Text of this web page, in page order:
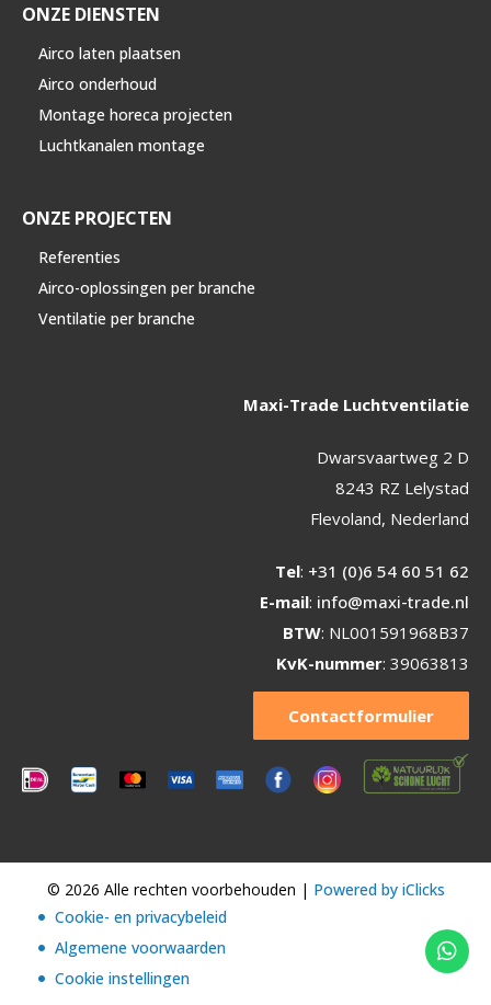
ONZE DIENSTEN
Airco laten plaatsen
Airco onderhoud
Montage horeca projecten
Luchtkanalen montage
ONZE PROJECTEN
Referenties
Airco-oplossingen per branche
Ventilatie per branche
Maxi-Trade Luchtventilatie
Dwarsvaartweg 2 D
8243 RZ Lelystad
Flevoland, Nederland
Tel: +31 (0)6 54 60 51 62
E-mail: info@maxi-trade.nl
BTW: NL001591968B37
KvK-nummer: 39063813
Contactformulier
© 2026 Alle rechten voorbehouden | Powered by iClicks
Cookie- en privacybeleid
Algemene voorwaarden
Cookie instellingen